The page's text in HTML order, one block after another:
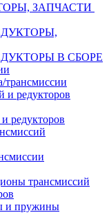
ЗАПЧАСТИ
В СБОРЕ
и редукторов
редукторов
трансмиссий
и пружины